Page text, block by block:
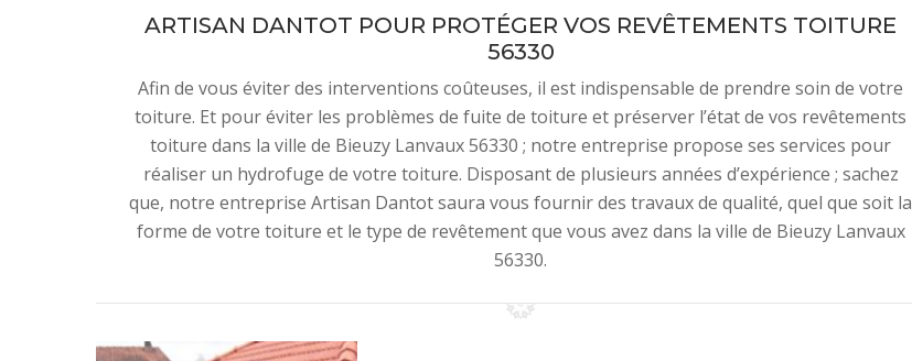
ARTISAN DANTOT POUR PROTÉGER VOS REVÊTEMENTS TOITURE
56330
Afin de vous éviter des interventions coûteuses, il est indispensable de prendre soin de votre
toiture. Et pour éviter les problèmes de fuite de toiture et préserver l’état de vos revêtements
toiture dans la ville de Bieuzy Lanvaux 56330 ; notre entreprise propose ses services pour
réaliser un hydrofuge de votre toiture. Disposant de plusieurs années d’expérience ; sachez
que, notre entreprise Artisan Dantot saura vous fournir des travaux de qualité, quel que soit la
forme de votre toiture et le type de revêtement que vous avez dans la ville de Bieuzy Lanvaux
56330.